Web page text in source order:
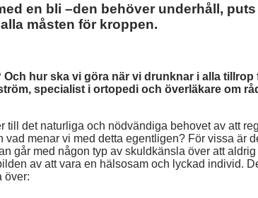
en bli –den behöver underhåll,
måsten för kroppen.
Och hur ska vi göra när vi drunknar i alla
specialist i ortopedi och överläkare om
till det naturliga och nödvändiga behovet av att
vad menar vi med detta egentligen? För vissa är
går med någon typ av skuldkänsla över att
av att vara en hälsosam och lyckad individ.
över: